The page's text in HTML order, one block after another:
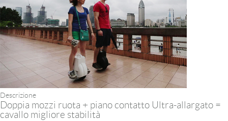
Descrizione
Doppia mozzi ruota + piano contatto Ultra-allargato =
cavallo migliore stabilità